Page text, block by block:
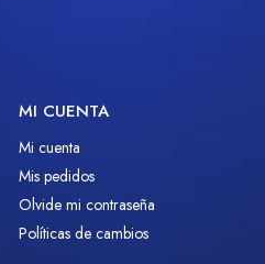
MI CUENTA
Mi cuenta
Mis pedidos
Olvide mi contraseña
Políticas de cambios